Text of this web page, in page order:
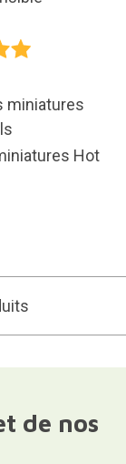
Hot
de nos